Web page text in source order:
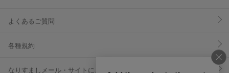
よくあるご質問
各種規約
なりすましメール・サイトにご注意ください